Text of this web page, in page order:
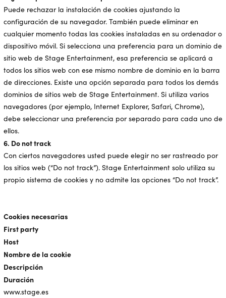
Puede rechazar la instalación de cookies ajustando la
configuración de su navegador. También puede eliminar en
cualquier momento todas las cookies instaladas en su ordenador o
dispositivo móvil. Si selecciona una preferencia para un dominio de
sitio web de Stage Entertainment, esa preferencia se aplicará a
todos los sitios web con ese mismo nombre de dominio en la barra
de direcciones. Existe una opción separada para todos los demás
dominios de sitios web de Stage Entertainment. Si utiliza varios
navegadores (por ejemplo, Internet Explorer, Safari, Chrome),
debe seleccionar una preferencia por separado para cada uno de
ellos.
6. Do not track
Con ciertos navegadores usted puede elegir no ser rastreado por
los sitios web (“Do not track”). Stage Entertainment solo utiliza su
propio sistema de cookies y no admite las opciones “Do not track”.
Cookies necesarias
First party
Host
Nombre de la cookie
Descripción
Duración
www.stage.es